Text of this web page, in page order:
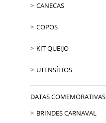
CANECAS
COPOS
KIT QUEIJO
UTENSÍLIOS
DATAS COMEMORATIVAS
BRINDES CARNAVAL